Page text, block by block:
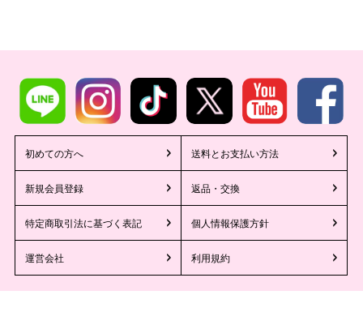
初めての方へ 送料とお支払い方法
新規会員登録 返品・交換
特定商取引法に基づく表記 個人情報保護方針
運営会社 利用規約